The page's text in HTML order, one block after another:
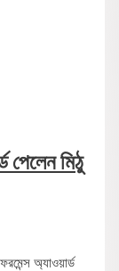
পেলেন মিঠু
অ্যাওয়ার্ড